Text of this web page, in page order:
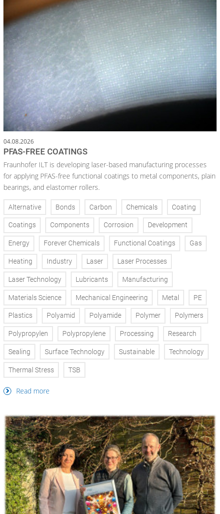
04.08.2026
PFAS-FREE COATINGS
Fraunhofer ILT is developing laser-based manufacturing processes
for applying PFAS-free functional coatings to metal components, plain
bearings, and elastomer rollers.
Alternative Bonds Carbon Chemicals Coating
Coatings Components Corrosion Development
Energy Forever Chemicals Functional Coatings Gas
Heating Industry Laser Laser Processes
Laser Technology Lubricants Manufacturing
Materials Science Mechanical Engineering Metal PE
Plastics Polyamid Polyamide Polymer Polymers
Polypropylen Polypropylene Processing Research
Sealing Surface Technology Sustainable Technology
Thermal Stress TSB
Read more